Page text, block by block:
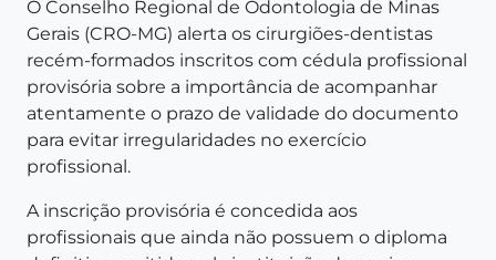
O Conselho Regional de Odontologia de Minas
Gerais (CRO-MG) alerta os cirurgiões-dentistas
recém-formados inscritos com cédula profissional
provisória sobre a importância de acompanhar
atentamente o prazo de validade do documento
para evitar irregularidades no exercício
profissional.
A inscrição provisória é concedida aos
profissionais que ainda não possuem o diploma